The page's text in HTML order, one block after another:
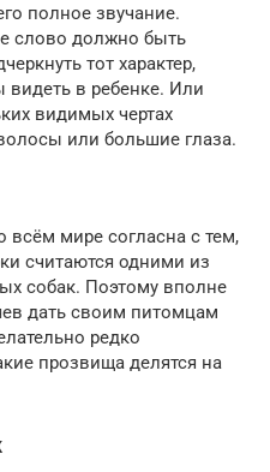
полное звучание.
слово должно быть
тот характер,
видеть в ребенке. Или
видимых чертах
или большие глаза.
всём мире согласна с тем,
считаются одними из
собак. Поэтому вполне
дать своим питомцам
редко
прозвища делятся на